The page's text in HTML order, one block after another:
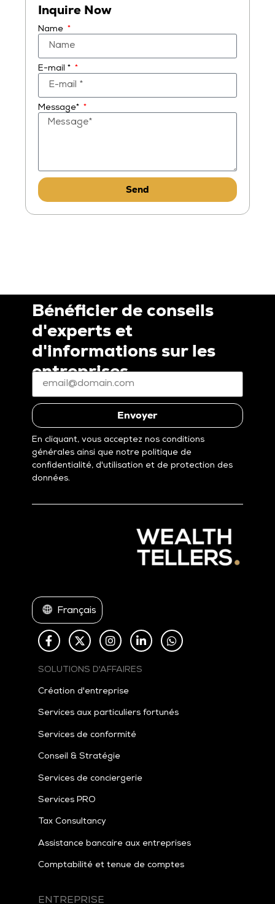
Inquire Now
Name
E-mail *
Message*
Send
Bénéficier de conseils
d'experts et
d'informations sur les
entreprises
E-
mail
Envoyer
En cliquant, vous acceptez nos conditions
générales ainsi que notre politique de
confidentialité, d'utilisation et de protection des
données.
Français
SOLUTIONS D'AFFAIRES
Création d'entreprise
Services aux particuliers fortunés
Services de conformité
Conseil & Stratégie
Services de conciergerie
Services PRO
TaxConsultancy
Assistance bancaire aux entreprises
Comptabilité et tenue de comptes
ENTREPRISE